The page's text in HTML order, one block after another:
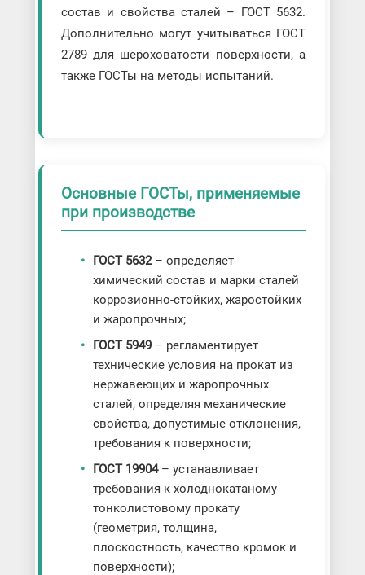
состав и свойства сталей – ГОСТ 5632.
Дополнительно могут учитываться ГОСТ
2789 для шероховатости поверхности, а
также ГОСТы на методы испытаний.
Основные ГОСТы, применяемые
при производстве
ГОСТ 5632– определяет
химический состав и марки сталей
коррозионно-стойких, жаростойких
и жаропрочных;
ГОСТ 5949– регламентирует
технические условия на прокат из
нержавеющих и жаропрочных
сталей, определяя механические
свойства, допустимые отклонения,
требования к поверхности;
ГОСТ 19904– устанавливает
требования к холоднокатаному
тонколистовому прокату
(геометрия, толщина,
плоскостность, качество кромок и
поверхности);